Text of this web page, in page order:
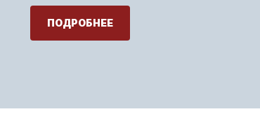
ПОДРОБНЕЕ